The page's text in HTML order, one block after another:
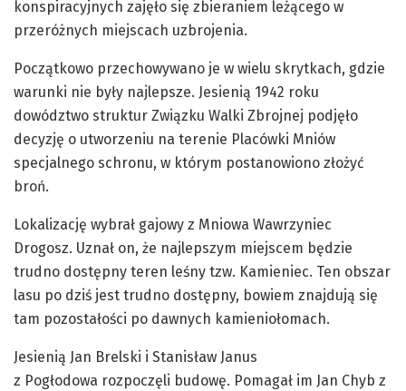
konspiracyjnych zajęło się zbieraniem leżącego w
przeróżnych miejscach uzbrojenia.
Początkowo przechowywano je w wielu skrytkach, gdzie
warunki nie były najlepsze. Jesienią 1942 roku
dowództwo struktur Związku Walki Zbrojnej podjęło
decyzję o utworzeniu na terenie Placówki Mniów
specjalnego schronu, w którym postanowiono złożyć
broń.
Lokalizację wybrał gajowy z Mniowa Wawrzyniec
Drogosz. Uznał on, że najlepszym miejscem będzie
trudno dostępny teren leśny tzw. Kamieniec. Ten obszar
lasu po dziś jest trudno dostępny, bowiem znajdują się
tam pozostałości po dawnych kamieniołomach.
Jesienią Jan Brelski i Stanisław Janus
z Pogłodowa rozpoczęli budowę. Pomagał im Jan Chyb z